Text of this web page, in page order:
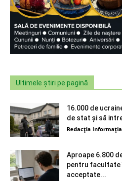
Ultimele știri pe pagină
16.000 de
de stat și să
Redacția Informația
Aproape 6.800
pentru facultate
acceptate...